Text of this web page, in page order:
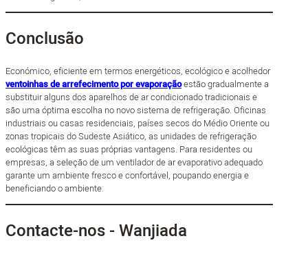
Conclusão
Económico, eficiente em termos energéticos, ecológico e acolhedor
ventoinhas de arrefecimento por evaporaçãoestão gradualmente a
substituir alguns dos aparelhos de ar condicionado tradicionais e
são uma óptima escolha no novo sistema de refrigeração. Oficinas
industriais ou casas residenciais, países secos do Médio Oriente ou
zonas tropicais do Sudeste Asiático, as unidades de refrigeração
ecológicas têm as suas próprias vantagens. Para residentes ou
empresas, a seleção de um ventilador de ar evaporativo adequado
garante um ambiente fresco e confortável, poupando energia e
beneficiando o ambiente.
Contacte-nos - Wanjiada